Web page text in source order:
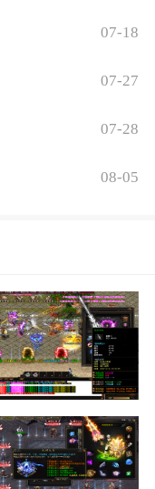
07-18
07-27
07-28
08-05